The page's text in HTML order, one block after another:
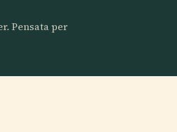
Pensata per